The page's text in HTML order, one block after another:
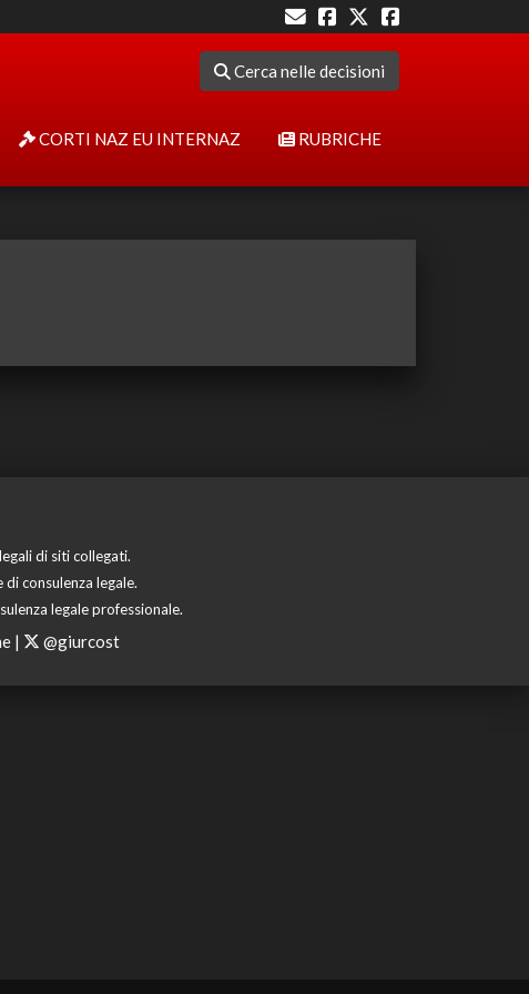
Cerca nelle decisioni
CORTI NAZ EU INTERNAZ RUBRICHE
di siti collegati.
consulenza legale.
legale professionale.
| @giurcost